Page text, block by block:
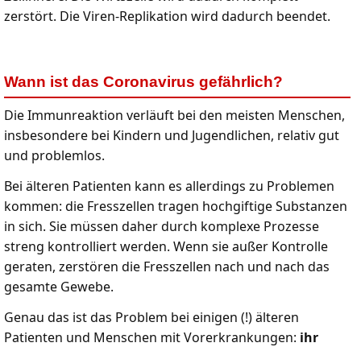
zerstört. Die Viren-Replikation wird dadurch beendet.
Wann ist das Coronavirus gefährlich?
Die Immunreaktion verläuft bei den meisten Menschen,
insbesondere bei Kindern und Jugendlichen, relativ gut
und problemlos.
Bei älteren Patienten kann es allerdings zu Problemen
kommen: die Fresszellen tragen hochgiftige Substanzen
in sich. Sie müssen daher durch komplexe Prozesse
streng kontrolliert werden. Wenn sie außer Kontrolle
geraten, zerstören die Fresszellen nach und nach das
gesamte Gewebe.
Genau das ist das Problem bei einigen (!) älteren
Patienten und Menschen mit Vorerkrankungen: ihr